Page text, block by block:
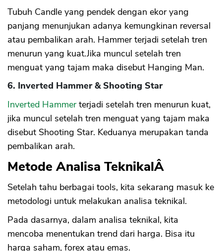
Tubuh Candle yang pendek dengan ekor yang
panjang menunjukan adanya kemungkinan reversal
atau pembalikan arah. Hammer terjadi setelah tren
menurun yang kuat.Jika muncul setelah tren
menguat yang tajam maka disebut Hanging Man.
6. Inverted Hammer & Shooting Star
Inverted Hammerterjadi setelah tren menurun kuat,
jika muncul setelah tren menguat yang tajam maka
disebut Shooting Star. Keduanya merupakan tanda
pembalikan arah.
Metode Analisa TeknikalÂ
Setelah tahu berbagai tools, kita sekarang masuk ke
metodologi untuk melakukan analisa teknikal.
Pada dasarnya, dalam analisa teknikal, kita
mencoba menentukan trend dari harga. Bisa itu
harga saham, forex atau emas.